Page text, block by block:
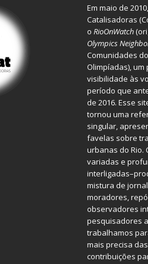
Em maio de
Catalisadoras
o RioOnWatch
Olympics
Comunidades
Olimpíadas),
visibilidade às
período que
de 2016. Esse
tornou uma
singular,
favelas sobre
urbanas do Rio.
variadas e
mistura de
moradores,
observadores
pesquisadores
trabalhamos
mais precisa
contribuições